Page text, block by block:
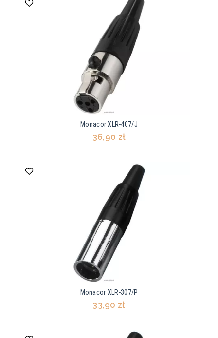
Monacor XLR-407/J
36,90 zł
Monacor XLR-307/P
33,90 zł